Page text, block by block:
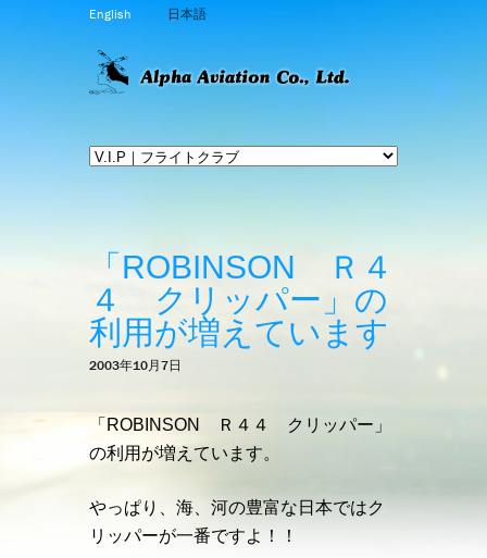
English 日本語
「ROBINSON Ｒ４
４ クリッパー」の
利用が増えています
2003年10月7日
「ROBINSON Ｒ４４ クリッパー」
の利用が増えています。
やっぱり、海、河の豊富な日本ではク
リッパーが一番ですよ！！